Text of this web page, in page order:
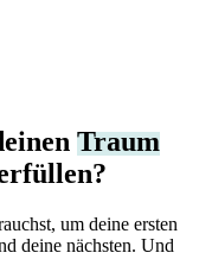
Traum
um deine ersten
deine nächsten. Und